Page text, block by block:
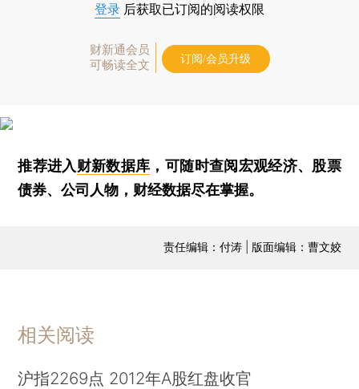
登录 后获取已订阅的阅读权限
财新通会员
可畅读全文
订阅/会员升级
推荐进入财新数据库 ，可随时查阅宏观经济、股票
债券、公司人物，财经数据尽在掌握。
责任编辑：付涛 | 版面编辑：曹文姣
相关阅读
沪指2269点 2012年A股红盘收官